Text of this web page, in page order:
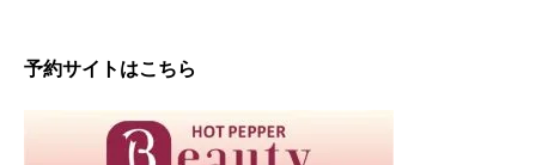
予約サイトはこちら